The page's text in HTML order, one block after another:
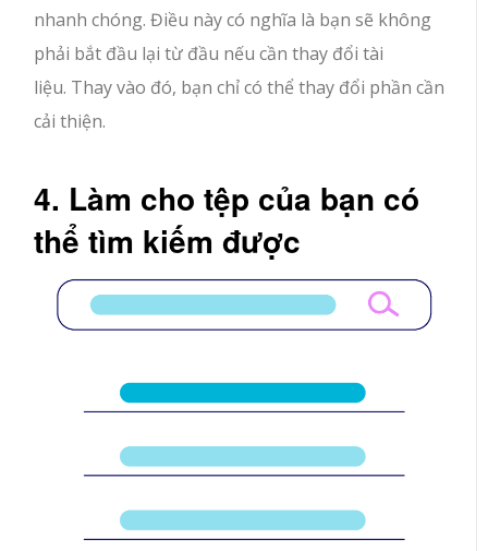
nhanh chóng. Điều này có nghĩa là bạn sẽ không
phải bắt đầu lại từ đầu nếu cần thay đổi tài
liệu. Thay vào đó, bạn chỉ có thể thay đổi phần cần
cải thiện.
4. Làm cho tệp của bạn có
thể tìm kiếm được